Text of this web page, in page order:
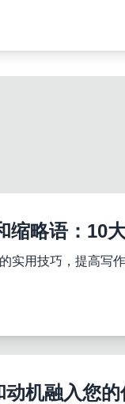
缩略语：10
实用技巧，提高写
机融入您